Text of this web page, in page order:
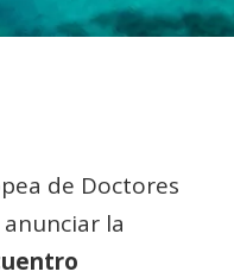
de Doctores
anunciar la